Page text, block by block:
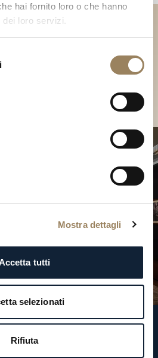
hai fornito loro o che hanno
loro servizi.
Mostra dettagli
tutti
selezionati
Rifiuta
collezioni in